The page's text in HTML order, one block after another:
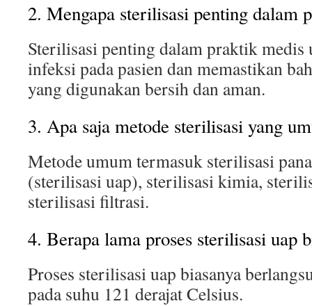
2. Mengapa sterilisasi penting dalam
Sterilisasi penting dalam praktik medis
infeksi pada pasien dan memastikan
yang digunakan bersih dan aman.
3. Apa saja metode sterilisasi yang
Metode umum termasuk sterilisasi
(sterilisasi uap), sterilisasi kimia,
sterilisasi filtrasi.
4. Berapa lama proses sterilisasi uap
Proses sterilisasi uap biasanya
pada suhu 121 derajat Celsius.